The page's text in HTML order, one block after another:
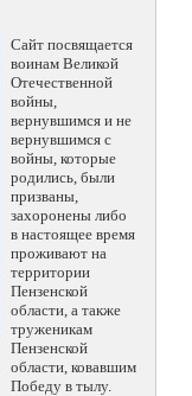
Сайт посвящается
воинам Великой
Отечественной
войны,
вернувшимся и не
вернувшимся с
войны, которые
родились, были
призваны,
захоронены либо
в настоящее время
проживают на
территории
Пензенской
области, а также
труженикам
Пензенской
области, ковавшим
Победу в тылу.